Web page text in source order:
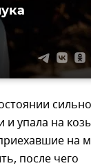
и упала на
на
после чего